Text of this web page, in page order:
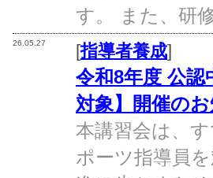
す。 また、研
26.05.27 [指導者養成]
令和8年度 公認
対象】開催の
本講習会は、
ポーツ指導員